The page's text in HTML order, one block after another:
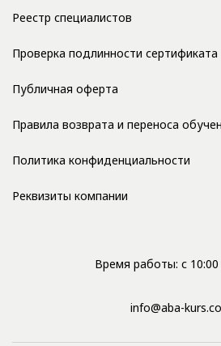
Реестр специалистов
Проверка подлинности сертификата
Публичная оферта
Правила возврата и переноса
Политика конфиденциальности
Реквизиты компании
Время работы: с
info@aba-